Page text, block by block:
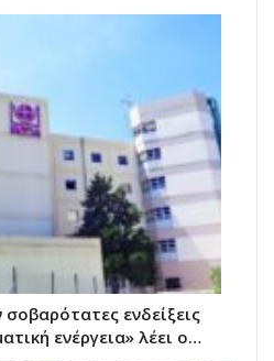
ενδείξεις
ενέργεια» λέει ο…